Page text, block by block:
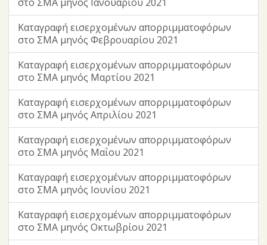
Καταγραφή εισερχομένων απορριμματοφόρων
στο ΣΜΑ μηνός Φεβρουαρίου 2021
Καταγραφή εισερχομένων απορριμματοφόρων
στο ΣΜΑ μηνός Μαρτίου 2021
Καταγραφή εισερχομένων απορριμματοφόρων
στο ΣΜΑ μηνός Απριλίου 2021
Καταγραφή εισερχομένων απορριμματοφόρων
στο ΣΜΑ μηνός Μαΐου 2021
Καταγραφή εισερχομένων απορριμματοφόρων
στο ΣΜΑ μηνός Ιουνίου 2021
Καταγραφή εισερχομένων απορριμματοφόρων
στο ΣΜΑ μηνός Οκτωβρίου 2021